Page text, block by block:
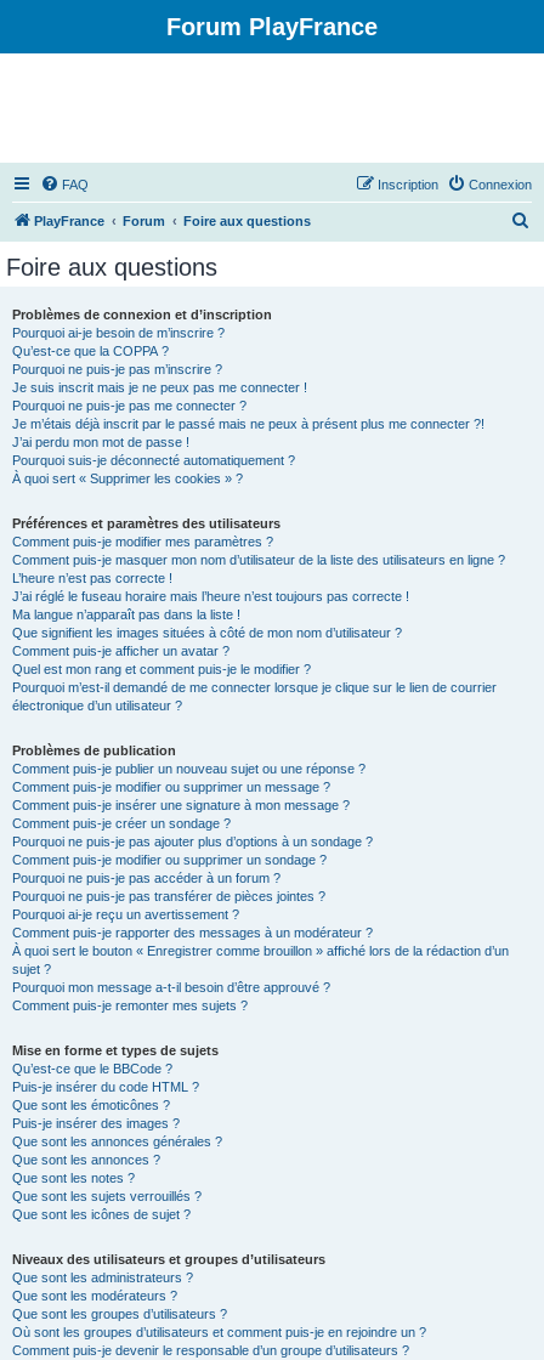
Forum PlayFrance
FAQ Connexion
Inscription
PlayFrance Forum Foire aux questions
Foire aux questions
Problèmes de connexion et d’inscription
Pourquoi ai-je besoin de m’inscrire ?
Qu’est-ce que la COPPA ?
Pourquoi ne puis-je pas m’inscrire ?
Je suis inscrit mais je ne peux pas me connecter !
Pourquoi ne puis-je pas me connecter ?
Je m’étais déjà inscrit par le passé mais ne peux à présent plus me connecter ?!
J’ai perdu mon mot de passe !
Pourquoi suis-je déconnecté automatiquement ?
À quoi sert « Supprimer les cookies » ?
Préférences et paramètres des utilisateurs
Comment puis-je modifier mes paramètres ?
Comment puis-je masquer mon nom d’utilisateur de la liste des utilisateurs en ligne ?
L’heure n’est pas correcte !
J’ai réglé le fuseau horaire mais l’heure n’est toujours pas correcte !
Ma langue n’apparaît pas dans la liste !
Que signifient les images situées à côté de mon nom d’utilisateur ?
Comment puis-je afficher un avatar ?
Quel est mon rang et comment puis-je le modifier ?
Pourquoi m’est-il demandé de me connecter lorsque je clique sur le lien de courrier
électronique d’un utilisateur ?
Problèmes de publication
Comment puis-je publier un nouveau sujet ou une réponse ?
Comment puis-je modifier ou supprimer un message ?
Comment puis-je insérer une signature à mon message ?
Comment puis-je créer un sondage ?
Pourquoi ne puis-je pas ajouter plus d’options à un sondage ?
Comment puis-je modifier ou supprimer un sondage ?
Pourquoi ne puis-je pas accéder à un forum ?
Pourquoi ne puis-je pas transférer de pièces jointes ?
Pourquoi ai-je reçu un avertissement ?
Comment puis-je rapporter des messages à un modérateur ?
À quoi sert le bouton « Enregistrer comme brouillon » affiché lors de la rédaction d’un
sujet ?
Pourquoi mon message a-t-il besoin d’être approuvé ?
Comment puis-je remonter mes sujets ?
Mise en forme et types de sujets
Qu’est-ce que le BBCode ?
Puis-je insérer du code HTML ?
Que sont les émoticônes ?
Puis-je insérer des images ?
Que sont les annonces générales ?
Que sont les annonces ?
Que sont les notes ?
Que sont les sujets verrouillés ?
Que sont les icônes de sujet ?
Niveaux des utilisateurs et groupes d’utilisateurs
Que sont les administrateurs ?
Que sont les modérateurs ?
Que sont les groupes d’utilisateurs ?
Où sont les groupes d’utilisateurs et comment puis-je en rejoindre un ?
Comment puis-je devenir le responsable d’un groupe d’utilisateurs ?